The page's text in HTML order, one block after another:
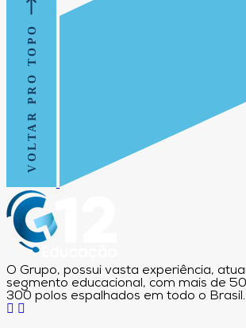
VOLTAR PRO TOPO
O Grupo, possui vasta experiência,
segmento educacional, com mais de
300 polos espalhados em todo o Brasil.